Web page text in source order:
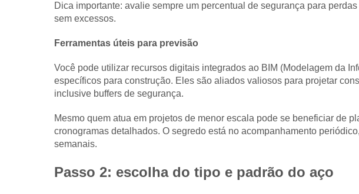
Dica importante: avalie sempre um percentual de segurança para
sem excessos.
Ferramentas úteis para previsão
Você pode utilizar recursos digitais integrados ao BIM (Modelagem da
específicos para construção. Eles são aliados valiosos para projetar
inclusive buffers de segurança.
Mesmo quem atua em projetos de menor escala pode se beneficiar de
cronogramas detalhados. O segredo está no acompanhamento
semanais.
Passo 2: escolha do tipo e padrão do aço